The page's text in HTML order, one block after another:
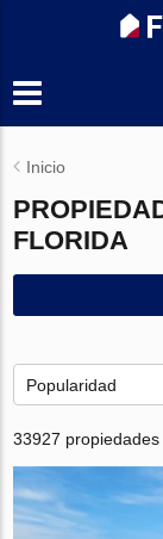
Inicio
FLORIDA
Popularidad
33927 propiedades